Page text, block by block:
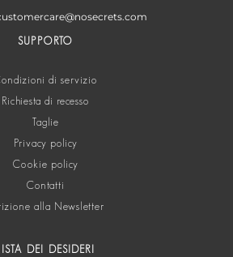
SUPPORTO
di servizio
Richiesta di recesso
Taglie
Privacy policy
Cookie policy
Contatti
alla Newsletter
DEI DESIDERI